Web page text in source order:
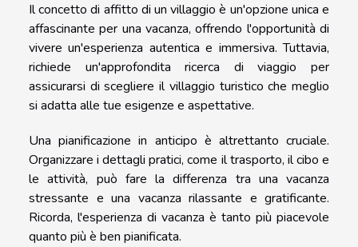
Il concetto di affitto di un villaggio è un'opzione unica e
affascinante per una vacanza, offrendo l'opportunità di
vivere un'esperienza autentica e immersiva. Tuttavia,
richiede un'approfondita ricerca di viaggio per
assicurarsi di scegliere il villaggio turistico che meglio
si adatta alle tue esigenze e aspettative.
Una pianificazione in anticipo è altrettanto cruciale.
Organizzare i dettagli pratici, come il trasporto, il cibo e
le attività, può fare la differenza tra una vacanza
stressante e una vacanza rilassante e gratificante.
Ricorda, l'esperienza di vacanza è tanto più piacevole
quanto più è ben pianificata.